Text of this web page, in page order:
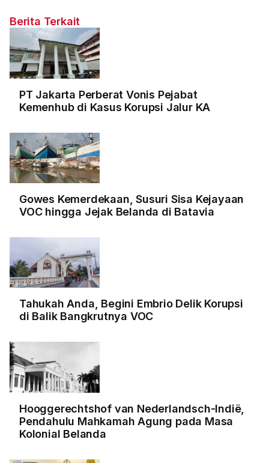
Berita Terkait
PT Jakarta Perberat Vonis Pejabat
Kemenhub di Kasus Korupsi Jalur KA
Gowes Kemerdekaan, Susuri Sisa Kejayaan
VOC hingga Jejak Belanda di Batavia
Tahukah Anda, Begini Embrio Delik Korupsi
di Balik Bangkrutnya VOC
Hooggerechtshof van Nederlandsch-Indië,
Pendahulu Mahkamah Agung pada Masa
Kolonial Belanda